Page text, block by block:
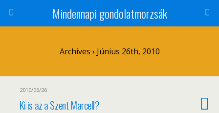
Mindennapi gondolatmorzsák
Archives › Június 26th, 2010
2010/06/26
Ki is az a Szent Marcell?